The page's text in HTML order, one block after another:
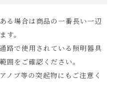
る場合は商品の一番長い一辺
す。
路で使用されている照明器具
囲をご確認ください。
ノブ等の突起物にもご注意く